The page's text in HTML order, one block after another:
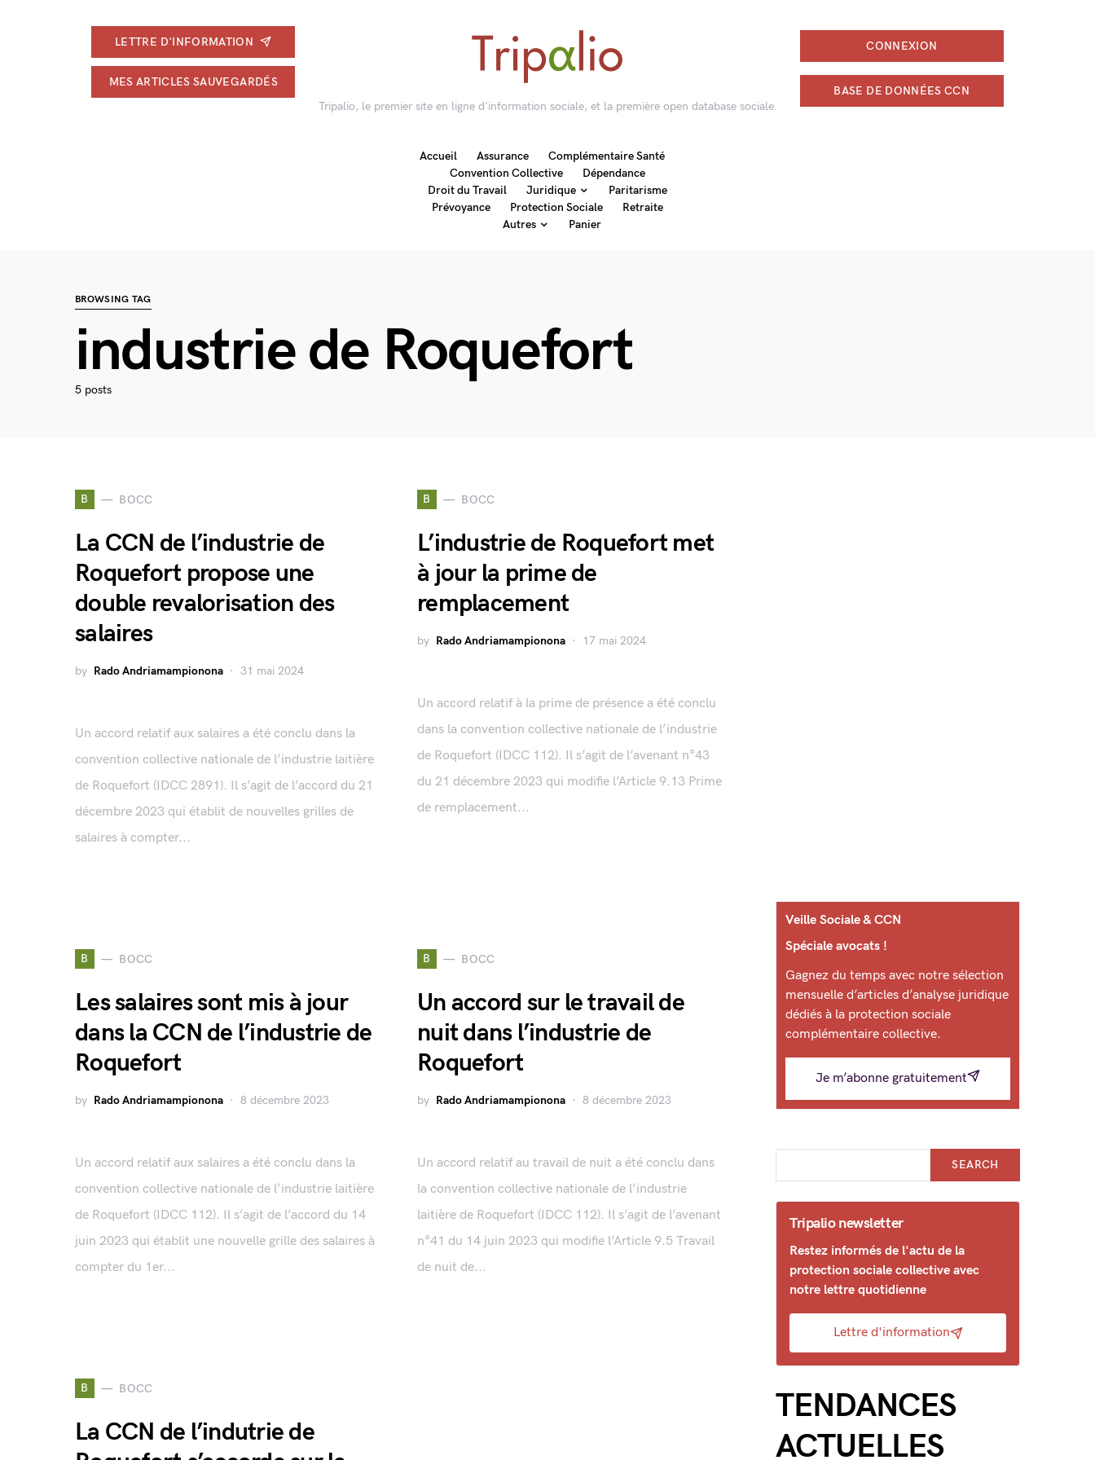
LETTRE D'INFORMATION
MES ARTICLES SAUVEGARDÉS
Tripalio, le premier site en ligne d'information sociale, et la première open database sociale.
CONNEXION
BASE DE DONNÉES CCN
Accueil Assurance
Complémentaire Santé
Convention Collective
Dépendance
Droit du Travail
Juridique
Paritarisme
Prévoyance
Protection Sociale
Retraite
Autres
Panier
BROWSING TAG
industrie de Roquefort
5 posts
B BOCC
La CCN de l’industrie de
Roquefort propose une
double revalorisation des
salaires
by Rado Andriamampionona 31 mai 2024
Un accord relatif aux salaires a été conclu dans la
convention collective nationale de l’industrie laitière
de Roquefort (IDCC 2891). Il s’agit de l’accord du 21
décembre 2023 qui établit de nouvelles grilles de
salaires à compter...
B BOCC
L’industrie de Roquefort met
à jour la prime de
remplacement
by Rado Andriamampionona 17 mai 2024
Un accord relatif à la prime de présence a été conclu
dans la convention collective nationale de l’industrie
de Roquefort (IDCC 112). Il s’agit de l’avenant n°43
du 21 décembre 2023 qui modifie l’Article 9.13 Prime
de remplacement...
B BOCC
Les salaires sont mis à jour
dans la CCN de l’industrie de
Roquefort
by Rado Andriamampionona 8 décembre 2023
Un accord relatif aux salaires a été conclu dans la
convention collective nationale de l’industrie laitière
de Roquefort (IDCC 112). Il s’agit de l’accord du 14
juin 2023 qui établit une nouvelle grille des salaires à
compter du 1er...
B BOCC
Un accord sur le travail de
nuit dans l’industrie de
Roquefort
by Rado Andriamampionona 8 décembre 2023
Un accord relatif au travail de nuit a été conclu dans
la convention collective nationale de l’industrie
laitière de Roquefort (IDCC 112). Il s’agit de l’avenant
n°41 du 14 juin 2023 qui modifie l’Article 9.5 Travail
de nuit de...
B BOCC
La CCN de l’indutrie de
Veille Sociale & CCN
Spéciale avocats !
Gagnez du temps avec notre sélection
mensuelle d’articles d’analyse juridique
dédiés à la protection sociale
complémentaire collective.
Je m’abonne gratuitement
SEARCH
Tripalio newsletter
Restez informés de l'actu de la
protection sociale collective avec
notre lettre quotidienne
Lettre d'information
TENDANCES
ACTUELLES